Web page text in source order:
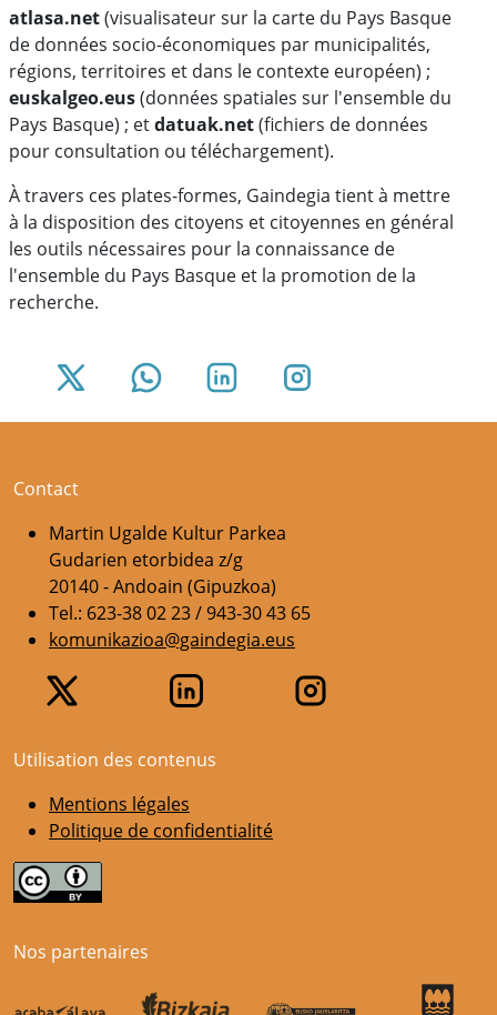
atlasa.net(visualisateur sur la carte du Pays Basque
de données socio-économiques par municipalités,
régions, territoires et dans le contexte européen) ;
euskalgeo.eus(données spatiales sur l'ensemble du
Pays Basque) ; etdatuak.net(fichiers de données
pour consultation ou téléchargement).
À travers ces plates-formes, Gaindegia tient à mettre
à la disposition des citoyens et citoyennes en général
les outils nécessaires pour la connaissance de
l'ensemble du Pays Basque et la promotion de la
recherche.
Contact
Martin Ugalde Kultur Parkea
Gudarien etorbidea z/g
20140 - Andoain (Gipuzkoa)
Tel.: 623-38 02 23 / 943-30 43 65
komunikazioa@gaindegia.eus
Utilisation des contenus
Mentions légales
Politique de confidentialité
Nos partenaires